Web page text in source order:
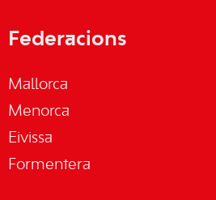
Federacions
Mallorca
Menorca
Eivissa
Formentera